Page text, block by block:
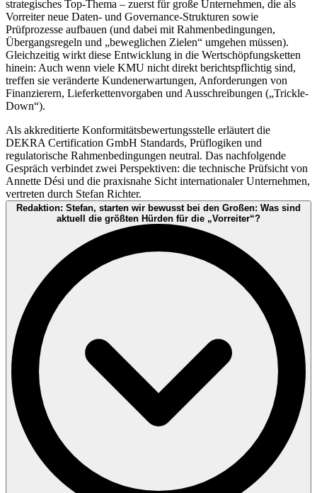
strategisches Top-Thema – zuerst für große Unternehmen, die als
Vorreiter neue Daten- und Governance-Strukturen sowie
Prüfprozesse aufbauen (und dabei mit Rahmenbedingungen,
Übergangsregeln und „beweglichen Zielen“ umgehen müssen).
Gleichzeitig wirkt diese Entwicklung in die Wertschöpfungsketten
hinein: Auch wenn viele KMU nicht direkt berichtspflichtig sind,
treffen sie veränderte Kundenerwartungen, Anforderungen von
Finanzierern, Lieferkettenvorgaben und Ausschreibungen („Trickle-
Down“).
Als akkreditierte Konformitätsbewertungsstelle erläutert die
DEKRA Certification GmbH Standards, Prüflogiken und
regulatorische Rahmenbedingungen neutral. Das nachfolgende
Gespräch verbindet zwei Perspektiven: die technische Prüfsicht von
Annette Dési und die praxisnahe Sicht internationaler Unternehmen,
vertreten durch Stefan Richter.
Redaktion: Stefan, starten wir bewusst bei den Großen: Was sind
aktuell die größten Hürden für die „Vorreiter“?